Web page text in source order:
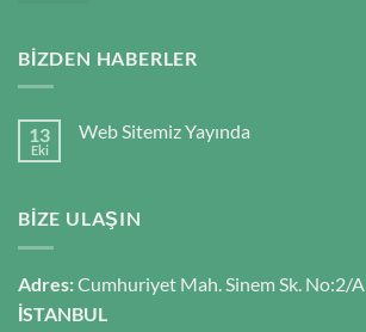
BIZDEN HABERLER
13
Eki
Web Sitemiz Yayında
BIZE ULAŞIN
Adres:Cumhuriyet Mah. Sinem Sk. No:2/A
İSTANBUL